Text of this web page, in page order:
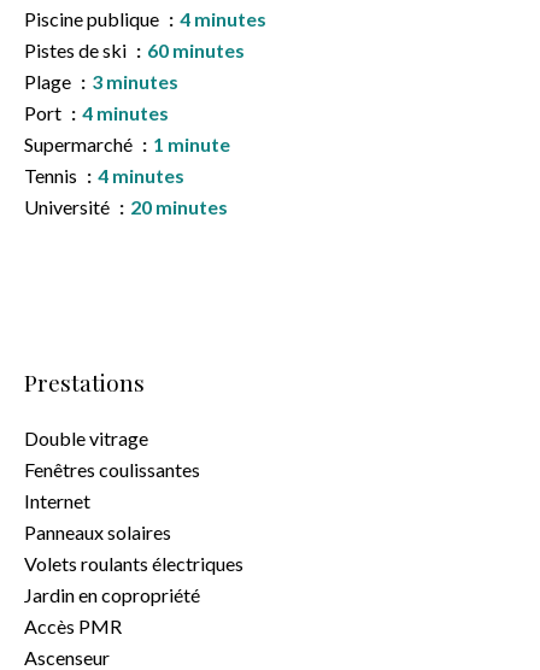
Piscine publique
4 minutes
Pistes de ski
60 minutes
Plage
3 minutes
Port
4 minutes
Supermarché
1 minute
Tennis
4 minutes
Université
20 minutes
Prestations
Double vitrage
Fenêtres coulissantes
Internet
Panneaux solaires
Volets roulants électriques
Jardin en copropriété
Accès PMR
Ascenseur